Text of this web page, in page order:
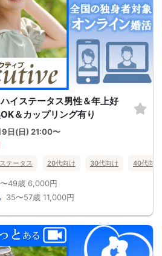
イステータス男性＆年上好
＆カップリング有り
9日(日) 21:00〜
テータス 20代向け 30代向け 40代向け
49歳 6,000円
35〜57歳 11,000円